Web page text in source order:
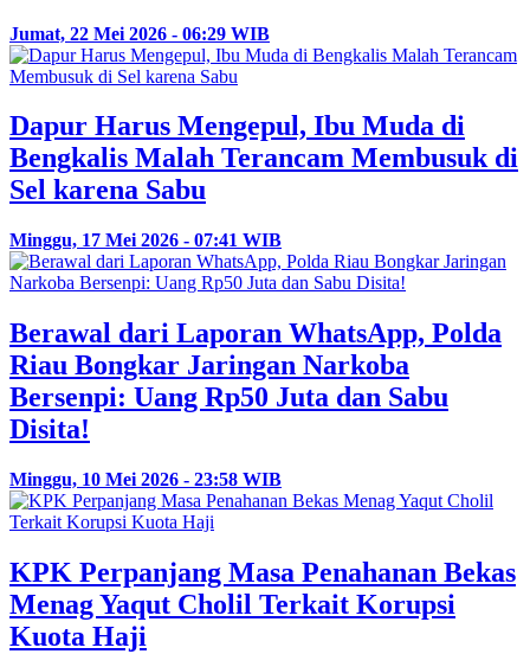
Jumat, 22 Mei 2026 - 06:29 WIB
Dapur Harus Mengepul, Ibu Muda di
Bengkalis Malah Terancam Membusuk di
Sel karena Sabu
Minggu, 17 Mei 2026 - 07:41 WIB
Berawal dari Laporan WhatsApp, Polda
Riau Bongkar Jaringan Narkoba
Bersenpi: Uang Rp50 Juta dan Sabu
Disita!
Minggu, 10 Mei 2026 - 23:58 WIB
KPK Perpanjang Masa Penahanan Bekas
Menag Yaqut Cholil Terkait Korupsi
Kuota Haji